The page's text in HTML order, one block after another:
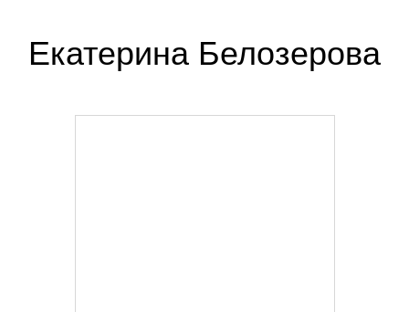
Екатерина Белозерова